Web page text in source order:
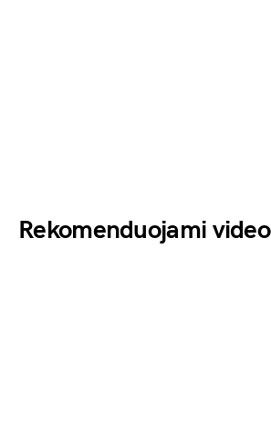
Rekomenduojami video